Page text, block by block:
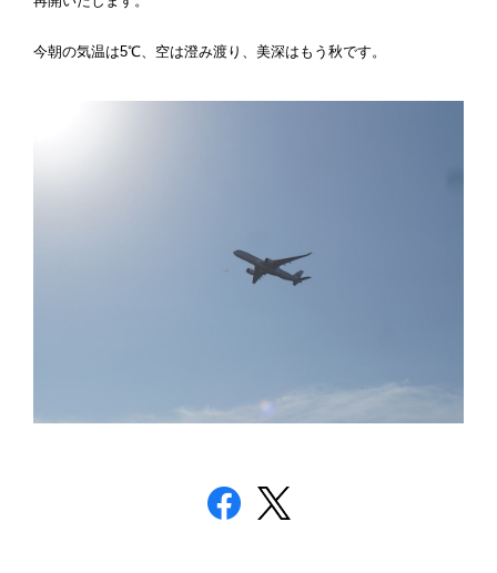
今朝の気温は5℃、空は澄み渡り、美深はもう秋です。